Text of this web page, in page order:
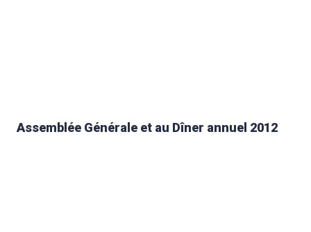
Assemblée Générale et au Dîner annuel 2012